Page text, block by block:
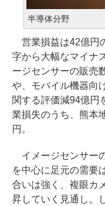
半導体分野
営業損益は42億円
字から大幅なマイナ
ージセンサーの販売
や、モバイル機器向
関する評価減94億円
業損失のうち、熊本
円。
イメージセンサー
を中心に足元の需要
合いは強く、複眼カ
昇していく見通し。